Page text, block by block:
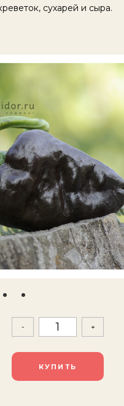
сухарей и сыра.
- +